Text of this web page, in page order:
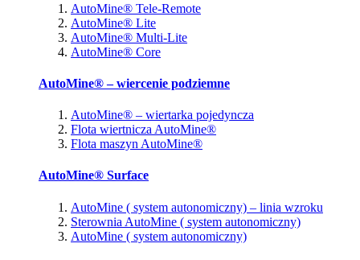
AutoMine® Tele-Remote
AutoMine® Lite
AutoMine® Multi-Lite
AutoMine® Core
AutoMine® – wiercenie podziemne
AutoMine® – wiertarka pojedyncza
Flota wiertnicza AutoMine®
Flota maszyn AutoMine®
AutoMine® Surface
AutoMine ( system autonomiczny) – linia wzroku
Sterownia AutoMine ( system autonomiczny)
AutoMine ( system autonomiczny)